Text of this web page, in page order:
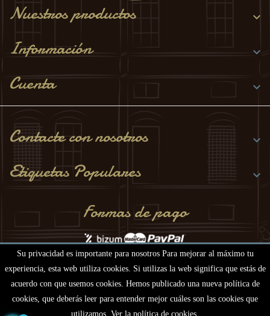
Su privacidad es importante para nosotros Para mejorar al máximo tu
experiencia, esta web utiliza cookies. Si utilizas la web significa que estás de
acuerdo con que usemos cookies. Hemos publicado una nueva política de
cookies, que deberás leer para entender mejor cuáles son las cookies que
utilizamos. Ver la política de cookies.
Nuestros productos 
Información 
Cuenta 
Contacte con nosotros 
Etiquetas Populares 
Formas de pago
© 2021 Encomienda del Viso.
Desarrollado por Desarrollos